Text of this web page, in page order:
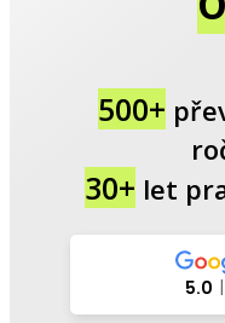
500+
30+ let
5.0